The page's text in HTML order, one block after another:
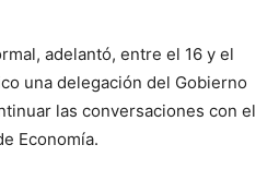
adelantó, entre el 16 y el
una delegación del Gobierno
las conversaciones con el
Economía.